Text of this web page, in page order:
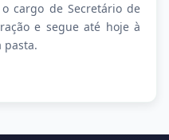
cargo de Secretário de
e segue até hoje à
pasta.